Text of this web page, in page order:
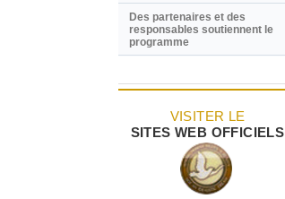
Des partenaires et des
responsables soutiennent le
programme
VISITER LE
SITES WEB OFFICIELS